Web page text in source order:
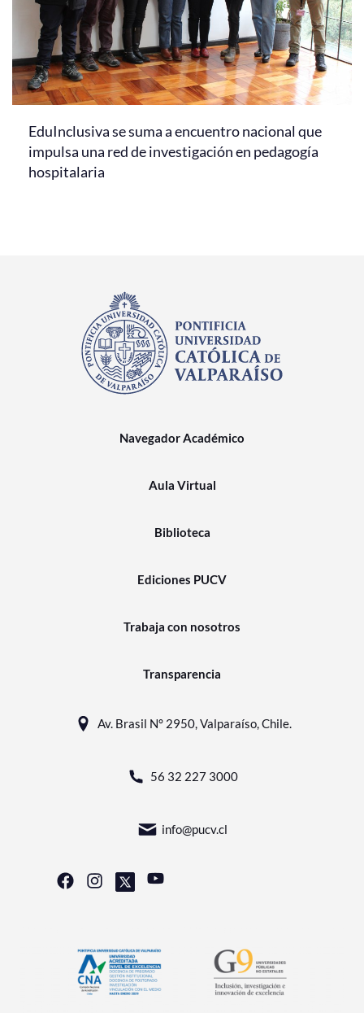
EduInclusiva se suma a encuentro nacional que
impulsa una red de investigación en pedagogía
hospitalaria
Navegador Académico
Aula Virtual
Biblioteca
Ediciones PUCV
Trabaja con nosotros
Transparencia
Av. Brasil N° 2950, Valparaíso, Chile.
56 32 227 3000
info@pucv.cl